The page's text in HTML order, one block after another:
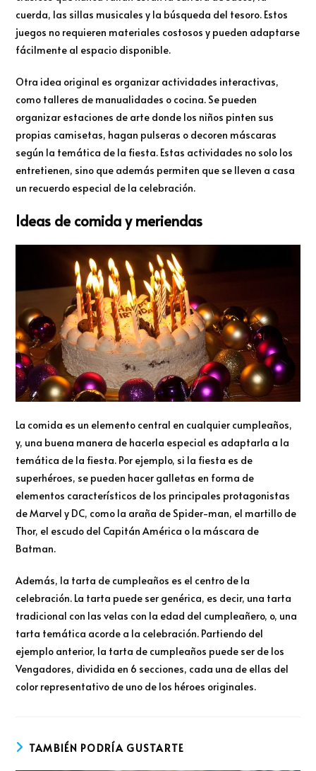
cuerda, las sillas musicales y la búsqueda del tesoro. Estos
juegos no requieren materiales costosos y pueden adaptarse
fácilmente al espacio disponible.
Otra idea original es organizar actividades interactivas,
como talleres de manualidades o cocina. Se pueden
organizar estaciones de arte donde los niños pinten sus
propias camisetas, hagan pulseras o decoren máscaras
según la temática de la fiesta. Estas actividades no solo los
entretienen, sino que además permiten que se lleven a casa
un recuerdo especial de la celebración.
Ideas de comida y meriendas
La comida es un elemento central en cualquier cumpleaños,
y, una buena manera de hacerla especial es adaptarla a la
temática de la fiesta. Por ejemplo, si la fiesta es de
superhéroes, se pueden hacer galletas en forma de
elementos característicos de los principales protagonistas
de Marvel y DC, como la araña de Spider-man, el martillo de
Thor, el escudo del Capitán América o la máscara de
Batman.
Además, la tarta de cumpleaños es el centro de la
celebración. La tarta puede ser genérica, es decir, una tarta
tradicional con las velas con la edad del cumpleañero, o, una
tarta temática acorde a la celebración. Partiendo del
ejemplo anterior, la tarta de cumpleaños puede ser de los
Vengadores, dividida en 6 secciones, cada una de ellas del
color representativo de uno de los héroes originales.
TAMBIÉN PODRÍA GUSTARTE